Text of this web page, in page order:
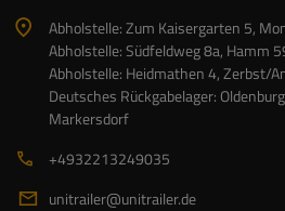
Abholstelle: Zum Kaisergarten 5,
Abholstelle: Südfeldweg 8a, Hamm
Abholstelle: Heidmathen 4, Zerbst/
Deutsches Rückgabelager:
Markersdorf
+4932213249035
unitrailer@unitrailer.de